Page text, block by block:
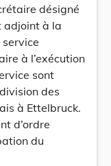
désigné
adjoint à la
service
à l’exécution
sont
des
à Ettelbruck.
d’ordre
du